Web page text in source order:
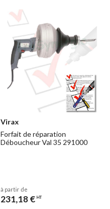
Virax
Forfait de réparation
Déboucheur Val 35 291000
à partir de
231,18 € HT